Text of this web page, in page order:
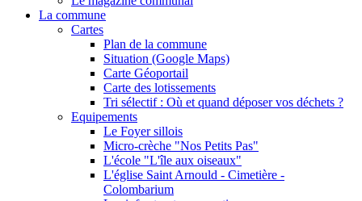
La commune
Cartes
Plan de la commune
Situation (Google Maps)
Carte Géoportail
Carte des lotissements
Tri sélectif : Où et quand déposer vos déchets ?
Equipements
Le Foyer sillois
Micro-crèche "Nos Petits Pas"
L'école "L'île aux oiseaux"
L'église Saint Arnould - Cimetière -
Colombarium